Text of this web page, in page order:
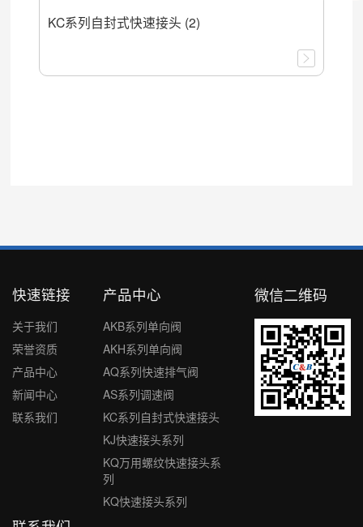
KC系列自封式快速接头 (2)
快速链接
关于我们
荣誉资质
产品中心
新闻中心
联系我们
产品中心
AKB系列单向阀
AKH系列单向阀
AQ系列快速排气阀
AS系列调速阀
KC系列自封式快速接头
KJ快速接头系列
KQ万用螺纹快速接头系
列
KQ快速接头系列
微信二维码